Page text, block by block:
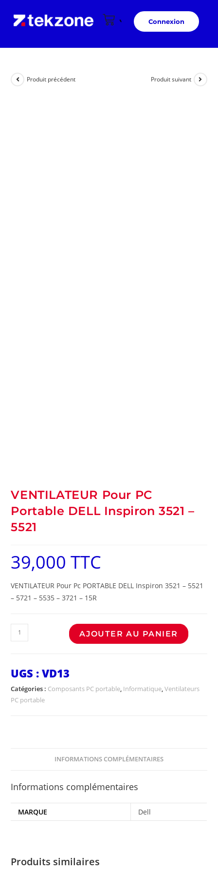
Connexion
Produit précédent Produit suivant
VENTILATEUR Pour PC
Portable DELL Inspiron 3521 –
5521
39,000TTC
VENTILATEUR Pour Pc PORTABLE DELL Inspiron 3521 – 5521
– 5721 – 5535 – 3721 – 15R
AJOUTER AU PANIER
UGS :VD13
Catégories : Composants PC portable, Informatique,Ventilateurs
PC portable
INFORMATIONS COMPLÉMENTAIRES
Informations complémentaires
MARQUE Dell
Produits similaires